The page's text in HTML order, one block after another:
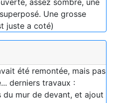
Une grosse
juste a coté)
été remontée, mais pas
derniers travaux :
du mur de devant, et ajout